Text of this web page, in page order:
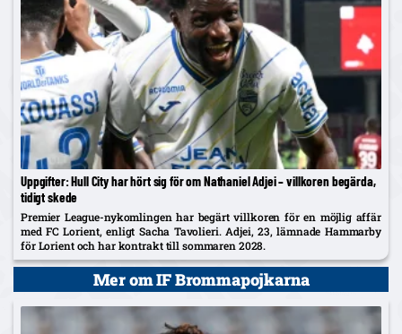
Uppgifter: Hull City har hört sig för om Nathaniel Adjei – villkoren begärda,
tidigt skede
Premier League-nykomlingen har begärt villkoren för en möjlig affär
med FC Lorient, enligt Sacha Tavolieri. Adjei, 23, lämnade Hammarby
för Lorient och har kontrakt till sommaren 2028.
Mer om IF Brommapojkarna